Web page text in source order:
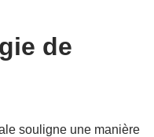
de
souligne une manière